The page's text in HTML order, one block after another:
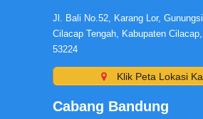
Jl. Bali No.52, Karang Lor,
Cilacap Tengah, Kabupaten
53224
Klik Peta Lokasi
Cabang Bandung